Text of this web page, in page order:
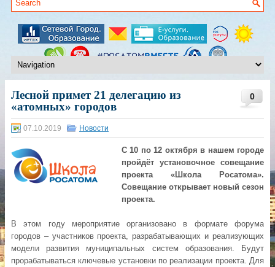
0
Лесной примет 21 делегацию из
«атомных» городов
07.10.2019 Новости
С 10 по 12 октября в нашем городе
пройдёт установочное совещание
проекта «Школа Росатома».
Совещание открывает новый сезон
проекта.
В этом году мероприятие организовано в формате форума
городов – участников проекта, разрабатывающих и реализующих
модели развития муниципальных систем образования. Будут
прорабатываться ключевые установки по реализации проекта. Для